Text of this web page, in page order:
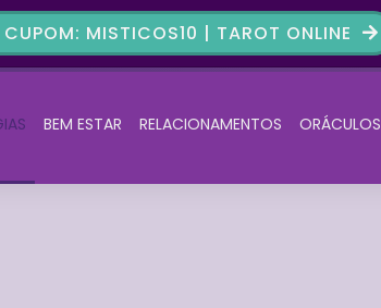
CUPOM: MISTICOS10 | TAROT ONLINE
BEM ESTAR RELACIONAMENTOS ORÁCULOS